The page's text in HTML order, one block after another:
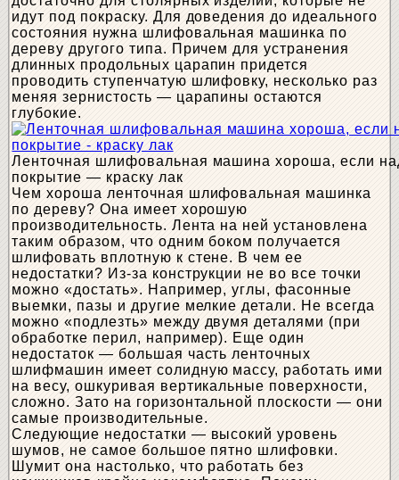
идут под покраску. Для доведения до идеального
состояния нужна шлифовальная машинка по
дереву другого типа. Причем для устранения
длинных продольных царапин придется
проводить ступенчатую шлифовку, несколько раз
меняя зернистость — царапины остаются
глубокие.
Ленточная шлифовальная машина хороша, если
покрытие — краску лак
Чем хороша ленточная шлифовальная машинка
по дереву? Она имеет хорошую
производительность. Лента на ней установлена
таким образом, что одним боком получается
шлифовать вплотную к стене. В чем ее
недостатки? Из-за конструкции не во все точки
можно «достать». Например, углы, фасонные
выемки, пазы и другие мелкие детали. Не всегда
можно «подлезть» между двумя деталями (при
обработке перил, например). Еще один
недостаток — большая часть ленточных
шлифмашин имеет солидную массу, работать ими
на весу, ошкуривая вертикальные поверхности,
сложно. Зато на горизонтальной плоскости — они
самые производительные.
Следующие недостатки — высокий уровень
шумов, не самое большое пятно шлифовки.
Шумит она настолько, что работать без